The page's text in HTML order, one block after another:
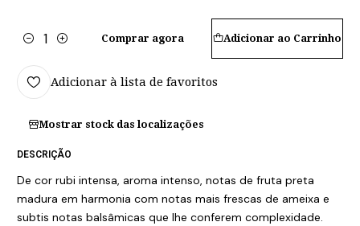
Quantidade
Adicionar ao Carrinho
Comprar agora
Adicionar à lista de favoritos
Mostrar stock das localizações
DESCRIÇÃO
De cor rubi intensa, aroma intenso, notas de fruta preta
madura em harmonia com notas mais frescas de ameixa e
subtis notas balsâmicas que lhe conferem complexidade.